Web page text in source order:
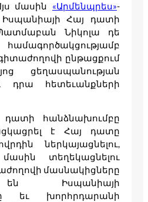
մասին «Արմենպրես»-
Հայ դատի
Նիկոլա դե
ընթացքում
ցեղասպանության
դրա հետեւանքների
դատի հանձնախումբը
է Հայ դատը
ներկայացնելու,
տեղեկացնելու
մասնակիցները
են Իսպանիայի
եւ խորհրդարանի